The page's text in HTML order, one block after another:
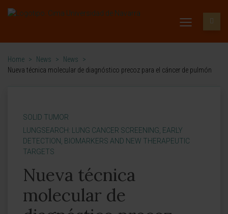
Home > News > News
>
Nueva técnica molecular de diagnóstico precoz para el cáncer de pulmón
SOLID TUMOR
LUNGSEARCH: LUNG CANCER SCREENING, EARLY
DETECTION, BIOMARKERS AND NEW THERAPEUTIC
TARGETS
Nueva técnica
molecular de